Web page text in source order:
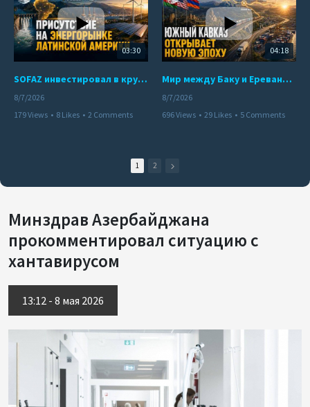
03:30
SOFAZ инвестировал в крупнейшего независимого производителя электроэнергии Перу
8/7/2026
179 Views • 8 Likes • 2 Comments
04:18
Мир между Баку и Ереваном запускает крупные логистические проекты
8/7/2026
696 Views • 29 Likes • 5 Comments
1 2
Минздрав Азербайджана
прокомментировал ситуацию с
хантавирусом
13:12 - 8 мая 2026